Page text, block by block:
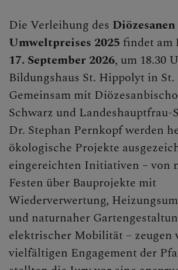
Die Verleihung des Diözesanen
Umweltpreises 2025 findet am
17. September 2026, um 18.30
Bildungshaus St. Hippolyt in
Gemeinsam mit
Schwarz und
Dr. Stephan Pernkopf werden
ökologische Projekte
eingereichten Initiativen – von
Festen über Bauprojekte mit
Wiederverwertung,
und naturnaher
elektrischer Mobilität – zeugen
vielfältigen Engagement der